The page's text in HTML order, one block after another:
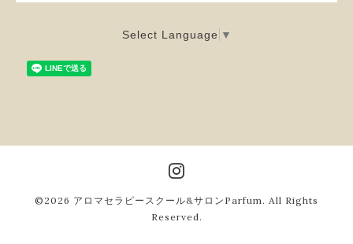
Select Language ▼
©2026 アロマセラピースクール&サロンParfum . All Rights
Reserved.